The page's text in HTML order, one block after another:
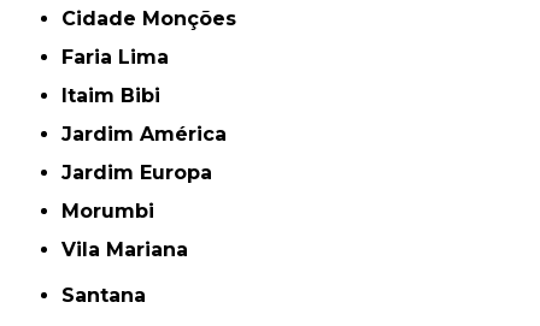
Cidade Monções
Faria Lima
Itaim Bibi
Jardim América
Jardim Europa
Morumbi
Vila Mariana
Santana